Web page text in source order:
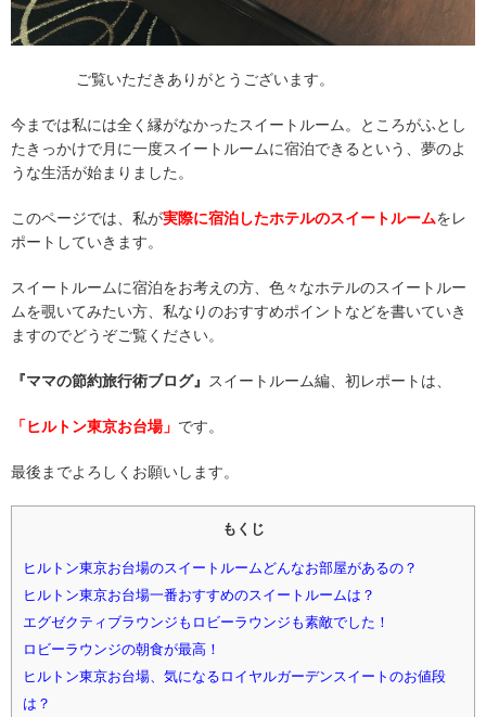
ご覧いただきありがとうございます。
今までは私には全く縁がなかったスイートルーム。ところがふとし
たきっかけで月に一度スイートルームに宿泊できるという、夢のよ
うな生活が始まりました。
このページでは、私が実際に宿泊したホテルのスイートルームをレ
ポートしていきます。
スイートルームに宿泊をお考えの方、色々なホテルのスイートルー
ムを覗いてみたい方、私なりのおすすめポイントなどを書いていき
ますのでどうぞご覧ください。
『ママの節約旅行術ブログ』 スイートルーム編、初レポートは、
「ヒルトン東京お台場」 です。
最後までよろしくお願いします。
もくじ
ヒルトン東京お台場のスイートルームどんなお部屋があるの？
ヒルトン東京お台場一番おすすめのスイートルームは？
エグゼクティブラウンジもロビーラウンジも素敵でした！
ロビーラウンジの朝食が最高！
ヒルトン東京お台場、気になるロイヤルガーデンスイートのお値段
は？